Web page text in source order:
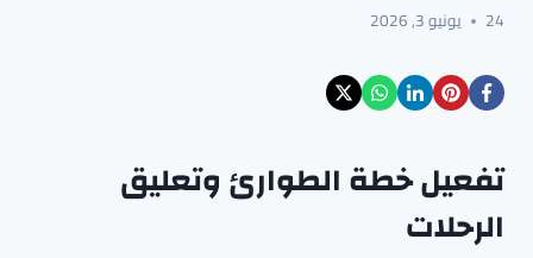
24 يونيو 3, 2026
تفعيل خطة الطوارئ وتعليق
الرحلات